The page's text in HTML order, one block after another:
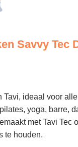
Savvy Tec
Tavi, ideaal voor
yoga, barre,
met Tavi Tec
te houden.